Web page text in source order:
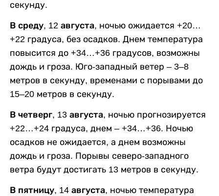
секунду.
В среду, 12 августа, ночью ожидается +20…
+22 градуса, без осадков. Днем температура
повысится до +34…+36 градусов, возможны
дождь и гроза. Юго-западный ветер – 3–8
метров в секунду, временами с порывами до
15–20 метров в секунду.
В четверг, 13 августа, ночью прогнозируется
+22…+24 градуса, днем – +34…+36. Ночью
осадков не ожидается, а днем возможны
дождь и гроза. Порывы северо-западного
ветра будут достигать 13 метров в секунду.
В пятницу, 14 августа, ночью температура